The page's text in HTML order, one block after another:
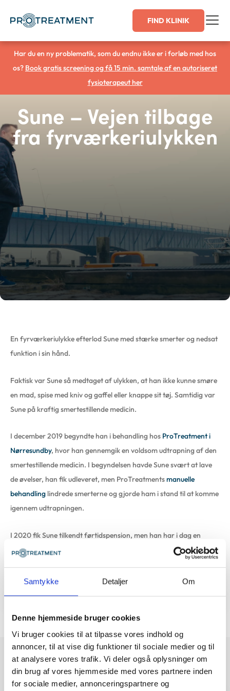
Samtykke Detaljer Om
Denne hjemmeside bruger cookies
Vi bruger cookies til at tilpasse vores indhold og
annoncer, til at vise dig funktioner til sociale medier og til
at analysere vores trafik. Vi deler også oplysninger om
din brug af vores hjemmeside med vores partnere inden
for sociale medier, annonceringspartnere og
FIND KLINIK
Har du en ny problematik, som du endnu ikke er i forløb med hos
os? Book gratis screening og få 15 min. samtale af en autoriseret
fysioterapeut her
Sune – Vejen tilbage
fra fyrværkeriulykken
En fyrværkeriulykke efterlod Sune med stærke smerter og nedsat
funktion i sin hånd.
Faktisk var Sune så medtaget af ulykken, at han ikke kunne smøre
en mad, spise med kniv og gaffel eller knappe sit tøj. Samtidig var
Sune på kraftig smertestillende medicin.
I december 2019 begyndte han i behandling hos ProTreatment i
Nørresundby, hvor han gennemgik en voldsom udtrapning af den
smertestillende medicin. I begyndelsen havde Sune svært at lave
de øvelser, han fik udleveret, men ProTreatmentsmanuelle
behandling lindrede smerterne og gjorde ham i stand til at komme
igennem udtrapningen.
I 2020 fik Sune tilkendt førtidspension, men han har i dag en
hverdag med overskud og plads til at rejse. Hans tilstand svinger
ProTreatment, er altafgørende for hans funktionsevne.
Se flere patienthistorier